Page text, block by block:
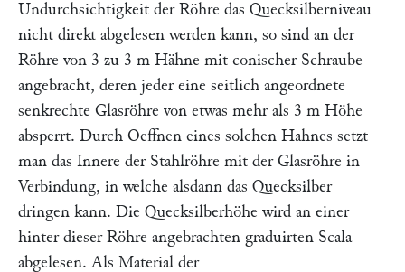
Undurchsichtigkeit der Röhre das Quecksilberniveau
nicht direkt abgelesen werden kann, so sind an der
Röhre von 3 zu 3 m Hähne mit conischer Schraube
angebracht, deren jeder eine seitlich angeordnete
senkrechte Glasröhre von etwas mehr als 3 m Höhe
absperrt. Durch Oeffnen eines solchen Hahnes setzt
man das Innere der Stahlröhre mit der Glasröhre in
Verbindung, in welche alsdann das Quecksilber
dringen kann. Die Quecksilberhöhe wird an einer
hinter dieser Röhre angebrachten graduirten Scala
abgelesen. Als Material der